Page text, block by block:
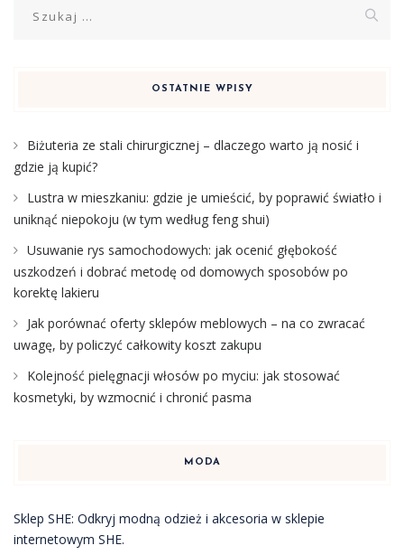
OSTATNIE WPISY
Biżuteria ze stali chirurgicznej – dlaczego warto ją nosić i
gdzie ją kupić?
Lustra w mieszkaniu: gdzie je umieścić, by poprawić światło i
uniknąć niepokoju (w tym według feng shui)
Usuwanie rys samochodowych: jak ocenić głębokość
uszkodzeń i dobrać metodę od domowych sposobów po
korektę lakieru
Jak porównać oferty sklepów meblowych – na co zwracać
uwagę, by policzyć całkowity koszt zakupu
Kolejność pielęgnacji włosów po myciu: jak stosować
kosmetyki, by wzmocnić i chronić pasma
MODA
Sklep SHE: Odkryj modną odzież i akcesoria w sklepie
internetowym SHE.